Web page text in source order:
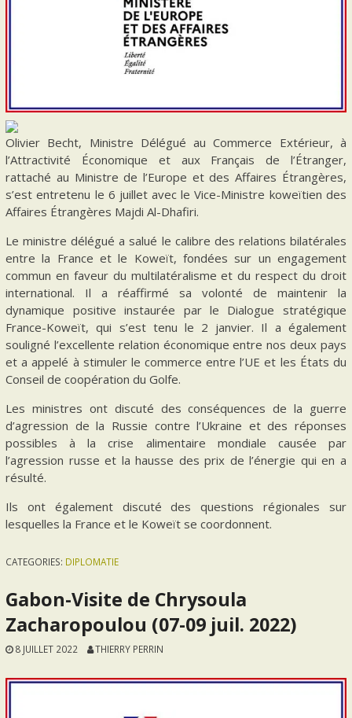
Olivier Becht, Ministre Délégué au Commerce Extérieur, à
l’Attractivité Économique et aux Français de l’Étranger,
rattaché au Ministre de l’Europe et des Affaires Étrangères,
s’est entretenu le 6 juillet avec le Vice-Ministre koweïtien des
Affaires Étrangères Majdi Al-Dhafiri.
Le ministre délégué a salué le calibre des relations bilatérales
entre la France et le Koweït, fondées sur un engagement
commun en faveur du multilatéralisme et du respect du droit
international. Il a réaffirmé sa volonté de maintenir la
dynamique positive instaurée par le Dialogue stratégique
France-Koweït, qui s’est tenu le 2 janvier. Il a également
souligné l’excellente relation économique entre nos deux pays
et a appelé à stimuler le commerce entre l’UE et les États du
Conseil de coopération du Golfe.
Les ministres ont discuté des conséquences de la guerre
d’agression de la Russie contre l’Ukraine et des réponses
possibles à la crise alimentaire mondiale causée par
l’agression russe et la hausse des prix de l’énergie qui en a
résulté.
Ils ont également discuté des questions régionales sur
lesquelles la France et le Koweït se coordonnent.
CATEGORIES: DIPLOMATIE
Gabon-Visite de Chrysoula
Zacharopoulou (07-09 juil. 2022)
8 JUILLET 2022 THIERRY PERRIN